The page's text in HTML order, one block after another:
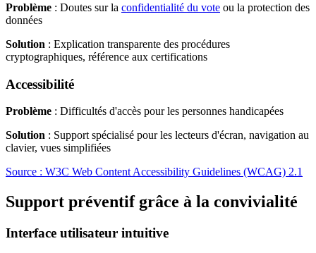
Problème : Doutes sur la confidentialité du vote ou la protection des
données
Solution : Explication transparente des procédures
cryptographiques, référence aux certifications
Accessibilité
Problème : Difficultés d'accès pour les personnes handicapées
Solution : Support spécialisé pour les lecteurs d'écran, navigation au
clavier, vues simplifiées
Source : W3C Web Content Accessibility Guidelines (WCAG) 2.1
Support préventif grâce à la convivialité
Interface utilisateur intuitive